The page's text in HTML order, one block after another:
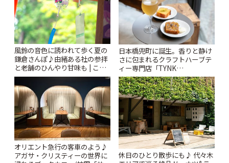
風鈴の音色に誘われて歩く夏の
鎌倉さんぽ♪由緒ある社の参拝
と老舗のひんやり甘味も | こと
りっぷ
日本橋兜町に誕生。香りと静け
さに包まれるクラフトハーブテ
ィー専門店「TYNK
Kabutocho」 | ことりっぷ
オリエント急行の客車のよう♪
アガサ・クリスティーの世界に
休日のひとり散歩にも♪ 代々木